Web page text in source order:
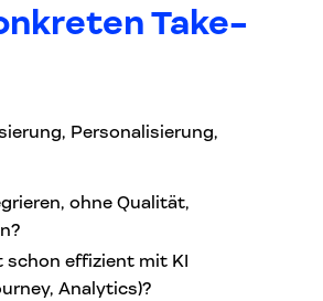
Take-
Personalisierung,
ohne Qualität,
schon effizient mit KI
Analytics)?